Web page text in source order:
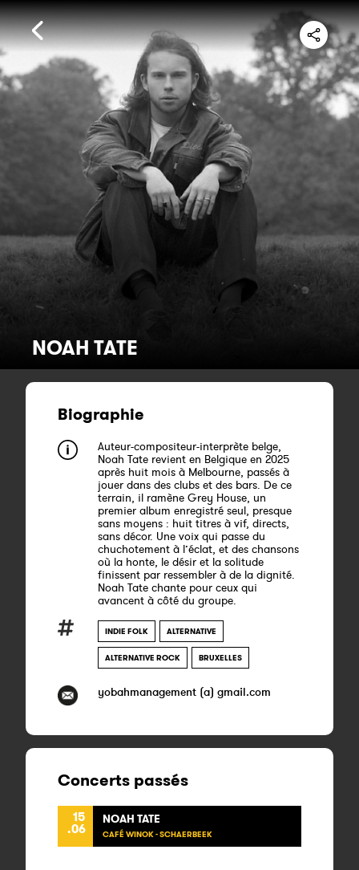
NOAH TATE
Biographie
Auteur-compositeur-interprète belge,
Noah Tate revient en Belgique en 2025
après huit mois à Melbourne, passés à
jouer dans des clubs et des bars. De ce
terrain, il ramène Grey House, un
premier album enregistré seul, presque
sans moyens : huit titres à vif, directs,
sans décor. Une voix qui passe du
chuchotement à l’éclat, et des chansons
où la honte, le désir et la solitude
finissent par ressembler à de la dignité.
Noah Tate chante pour ceux qui
avancent à côté du groupe.
INDIE FOLK ALTERNATIVE
ALTERNATIVE ROCK BRUXELLES
yobahmanagement (a) gmail.com
Concerts passés
15
.06
NOAH TATE
CAFÉ WINOK - SCHAERBEEK